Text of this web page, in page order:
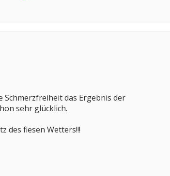
Schmerzfreiheit das Ergebnis der
sehr glücklich.
des fiesen Wetters!!!